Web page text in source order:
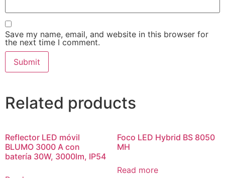
Save my name, email, and website in this browser for
the next time I comment.
Related products
Reflector LED móvil
BLUMO 3000 A con
batería 30W, 3000lm, IP54
Foco LED Hybrid BS 8050
MH
Read more